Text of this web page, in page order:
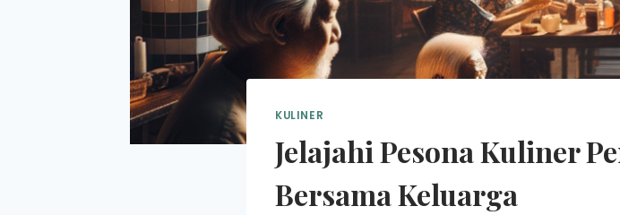
KULINER
Jelajahi Pesona Kuliner
Bersama Keluarga